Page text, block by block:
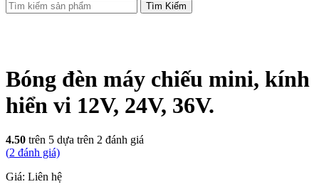
Tìm Kiếm
Bóng đèn máy chiếu mini, kính
hiển vi 12V, 24V, 36V.
4.50 trên 5 dựa trên 2 đánh giá
(2 đánh giá)
Giá: Liên hệ